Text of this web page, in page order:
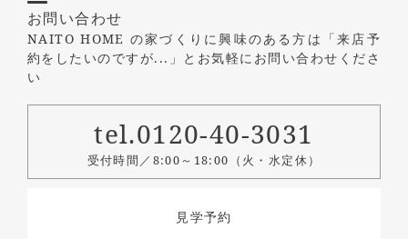
お問い合わせ
NAITO HOME の家づくりに興味のある方は 「来店予
約をしたいのですが...」とお気軽にお問い合わせくださ
い
tel.0120-40-3031
受付時間／8:00～18:00（火・水定休）
見学予約